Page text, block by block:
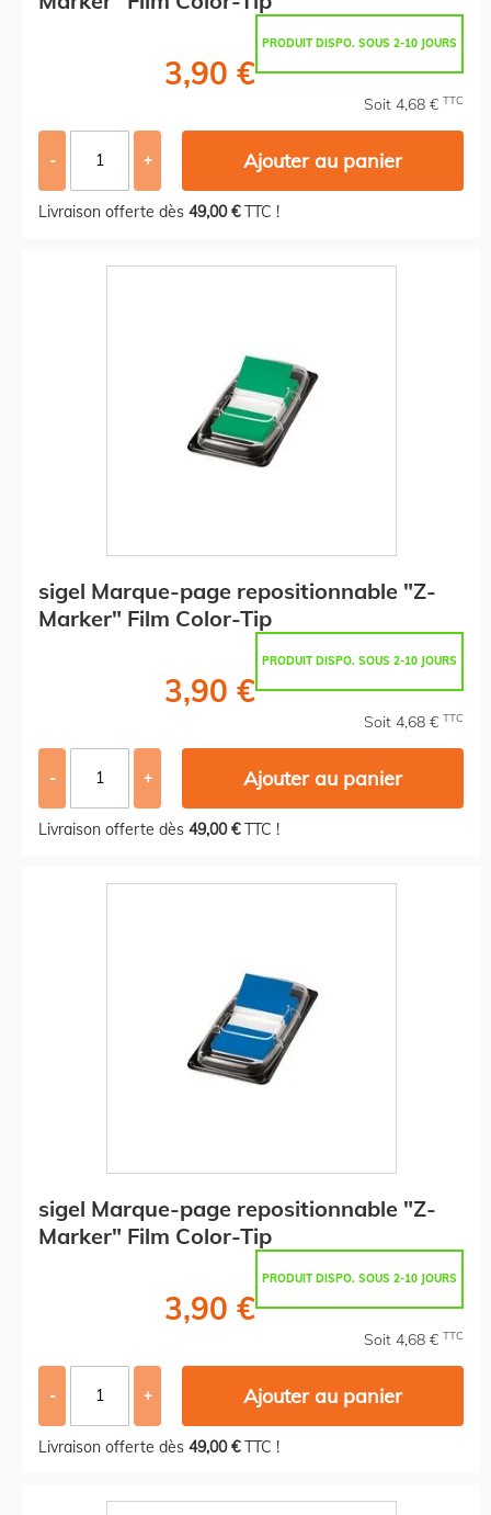
PRODUIT DISPO. SOUS 2-10 JOURS
3,90 €
Soit 4,68 € TTC
- + Ajouter au panier
Livraison offerte dès 49,00 €TTC !
sigel Marque-page repositionnable "Z-
Marker" Film Color-Tip
PRODUIT DISPO. SOUS 2-10 JOURS
3,90 €
Soit 4,68 € TTC
- + Ajouter au panier
Livraison offerte dès 49,00 €TTC !
sigel Marque-page repositionnable "Z-
Marker" Film Color-Tip
PRODUIT DISPO. SOUS 2-10 JOURS
3,90 €
Soit 4,68 € TTC
- + Ajouter au panier
Livraison offerte dès 49,00 €TTC !